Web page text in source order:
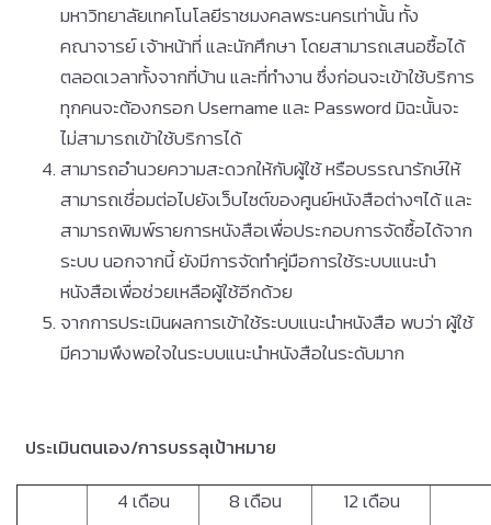
มหาวิทยาลัยเทคโนโลยีราชมงคลพระนครเท่านั้น ทั้ง
คณาจารย์ เจ้าหน้าที่ และนักศึกษา โดยสามารถเสนอซื้อได้
ตลอดเวลาทั้งจากที่บ้าน และที่ทำงาน ซึ่งก่อนจะเข้าใช้บริการ
ทุกคนจะต้องกรอก Username และ Password มิฉะนั้นจะ
ไม่สามารถเข้าใช้บริการได้
สามารถอำนวยความสะดวกให้กับผู้ใช้ หรือบรรณารักษ์ให้
สามารถเชื่อมต่อไปยังเว็บไซต์ของศูนย์หนังสือต่างๆได้ และ
สามารถพิมพ์รายการหนังสือเพื่อประกอบการจัดซื้อได้จาก
ระบบ นอกจากนี้ ยังมีการจัดทำคู่มือการใช้ระบบแนะนำ
หนังสือเพื่อช่วยเหลือผู้ใช้อีกด้วย
จากการประเมินผลการเข้าใช้ระบบแนะนำหนังสือ พบว่า ผู้ใช้
มีความพึงพอใจในระบบแนะนำหนังสือในระดับมาก
ประเมินตนเอง/การบรรลุเป้าหมาย
4 เดือน
8 เดือน
12 เดือน